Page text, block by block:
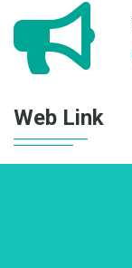
Web Link